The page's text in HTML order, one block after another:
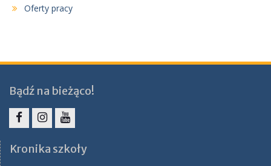
Oferty pracy
Bądź na bieżąco!
Kronika szkoły